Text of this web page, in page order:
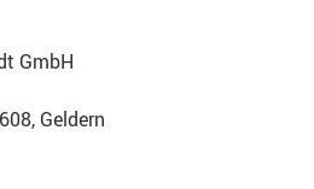
GmbH
Geldern